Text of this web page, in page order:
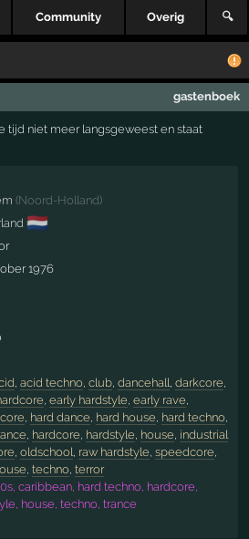
Community Overig 🔍
gastenboek
tijd niet meer langsgeweest en staat
(Noord-Holland)
🇳🇱
1976
acid techno, club, dancehall darkcore
early hardstyle early rave
hard dance hard house hard techno,
hardcore hardstyle house industrial
oldschool raw hardstyle speedcore
techno, terror
caribbean, hard techno, hardcore,
house, techno, trance